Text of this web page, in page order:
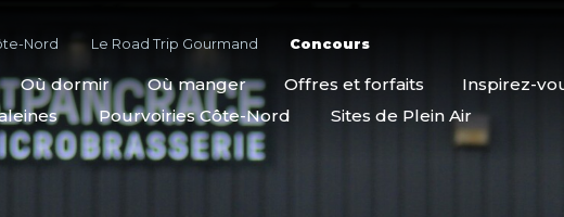
Nord Le Road Trip Gourmand Concours
Où dormir Où manger Offres et forfaits Inspirez-
Pourvoiries Côte-Nord Sites de Plein Air